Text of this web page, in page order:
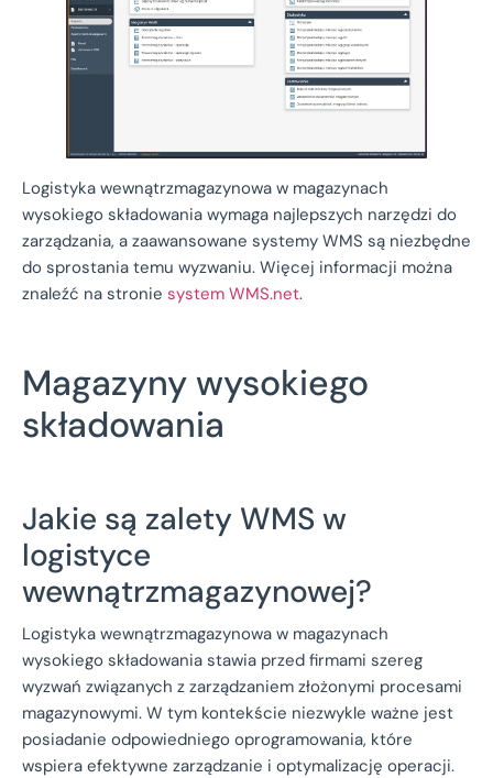
Logistyka wewnątrzmagazynowa w magazynach
wysokiego składowania wymaga najlepszych narzędzi do
zarządzania, a zaawansowane systemy WMS są niezbędne
do sprostania temu wyzwaniu. Więcej informacji można
znaleźć na stronie system WMS.net.
Magazyny wysokiego
składowania
Jakie są zalety WMS w
logistyce
wewnątrzmagazynowej?
Logistyka wewnątrzmagazynowa w magazynach
wysokiego składowania stawia przed firmami szereg
wyzwań związanych z zarządzaniem złożonymi procesami
magazynowymi. W tym kontekście niezwykle ważne jest
posiadanie odpowiedniego oprogramowania, które
wspiera efektywne zarządzanie i optymalizację operacji.